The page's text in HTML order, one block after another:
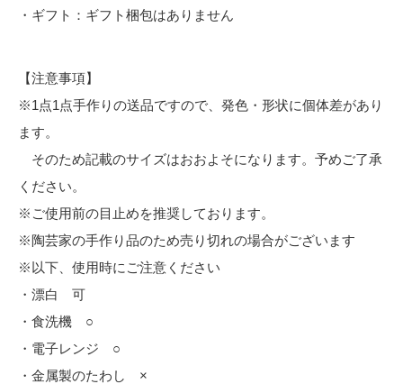
・ギフト：ギフト梱包はありません
【注意事項】
※1点1点手作りの送品ですので、発色・形状に個体差があり
ます。
そのため記載のサイズはおおよそになります。予めご了承
ください。
※ご使用前の目止めを推奨しております。
※陶芸家の手作り品のため売り切れの場合がございます
※以下、使用時にご注意ください
・漂白 可
・食洗機 ○
・電子レンジ ○
・金属製のたわし ×